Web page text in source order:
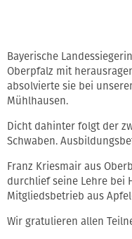
Bayerische
Oberpfalz mit
absolvierte sie bei
Mühlhausen.
Dicht dahinter folgt der
Schwaben.
Franz Kriesmair aus
durchlief seine Lehre bei
Mitgliedsbetrieb aus
Wir gratulieren allen